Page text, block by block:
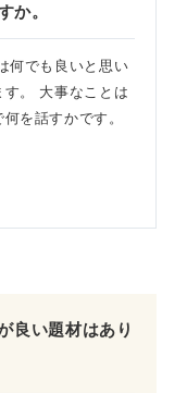
か。
何でも良いと思い
す。 大事なことは
を話すかです。
良い題材はあり